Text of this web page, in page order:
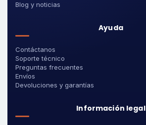
Blog y noticias
Ayuda
Contáctanos
Soporte técnico
Preguntas frecuentes
Envíos
Devoluciones y garantías
Información legal